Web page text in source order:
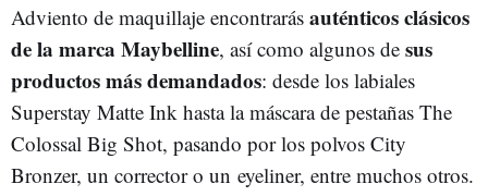
Adviento de maquillaje encontrarás auténticos clásicos
de la marca Maybelline, así como algunos de sus
productos más demandados: desde los labiales
Superstay Matte Ink hasta la máscara de pestañas The
Colossal Big Shot, pasando por los polvos City
Bronzer, un corrector o un eyeliner, entre muchos otros.